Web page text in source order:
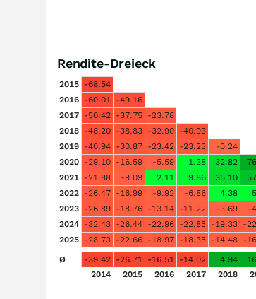
Rendite-Dreieck
2015 -68.54
2016 -60.01 -49.16
2017 -50.42 -37.75 -23.78
2018 -48.20 -38.83 -32.90 -40.93
2019 -40.94 -30.87 -23.42 -23.23
-0.24
2020 -29.10 -16.59 -5.59 1.38 32.82
2021 -21.88 -9.09 2.11 9.86 35.10
2022 -26.47 -16.99 -9.92 -6.86 4.38
2023 -26.89 -18.76 -13.14 -11.22 -3.69 -
2024 -32.43 -26.44 -22.96 -22.85 -19.33 -
2025 -28.73 -22.66 -18.97 -18.35 -14.48 -
Ø
-39.42 -26.71 -16.51 -14.02 4.94
2014
2015 2016 2017 2018